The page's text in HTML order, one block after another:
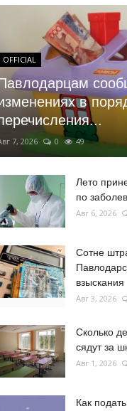
OFFICIAL
в
7, 2026 0 49
Лето
по
Авг 6, 2026
Сотне
взыскания
Авг 3, 2026
Сколько
сядут за
Авг 1, 2026
Как